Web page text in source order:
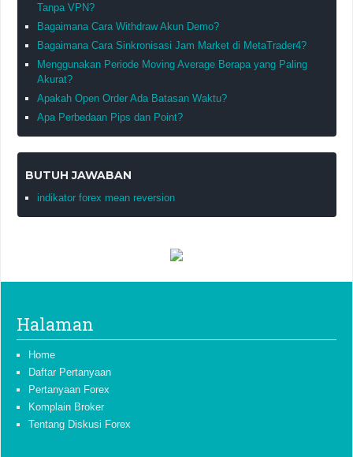
Tanpa VPN?
Bagaimana Cara Withdraw Akun Demo?
Bagaimana Cara Sinkronisasi Jam Market di MetaTrader4?
Menggunakan Periode Moving Average Berapa yang Paling
Akurat?
Apakah Open Order Ada Batasan Waktu?
Apa Perbedaan Pips dan Point?
BUTUH JAWABAN
indikator forex mean reversion
Halaman
Home
Daftar Pertanyaan
Pertanyaan Forex
Komplain Broker
Tentang Diskusi Forex